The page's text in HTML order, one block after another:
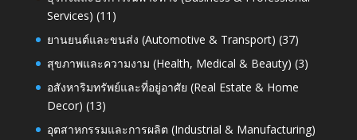
Services) (11)
ยานยนต์และขนส่ง (Automotive & Transport) (37)
สุขภาพและความงาม (Health, Medical & Beauty) (3)
อสังหาริมทรัพย์และที่อยู่อาศัย (Real Estate & Home
Decor) (13)
อุตสาหกรรมและการผลิต (Industrial & Manufacturing)